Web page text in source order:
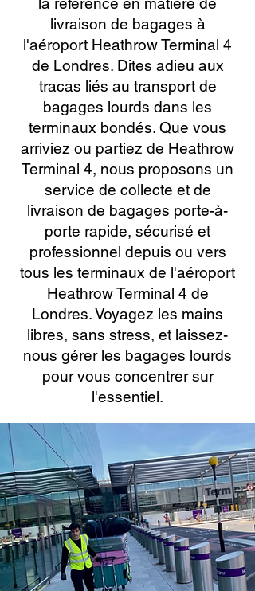
livraison de bagages à
l'aéroport Heathrow Terminal 4
de Londres. Dites adieu aux
tracas liés au transport de
bagages lourds dans les
terminaux bondés. Que vous
arriviez ou partiez de Heathrow
Terminal 4, nous proposons un
service de collecte et de
livraison de bagages porte-à-
porte rapide, sécurisé et
professionnel depuis ou vers
tous les terminaux de l'aéroport
Heathrow Terminal 4 de
Londres. Voyagez les mains
libres, sans stress, et laissez-
nous gérer les bagages lourds
pour vous concentrer sur
l'essentiel.